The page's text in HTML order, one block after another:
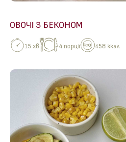
ОВОЧІ З БЕКОНОМ
15 хв 4 порції 458 ккал